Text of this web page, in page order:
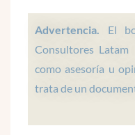
a
p
p
o
o
k
Advertencia. El
Consultores
como asesoría u
trata de un